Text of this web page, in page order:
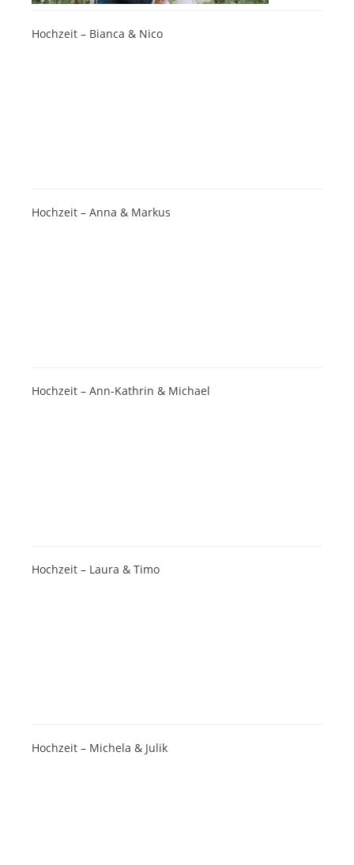
Hochzeit – Bianca & Nico
Hochzeit – Anna & Markus
Hochzeit – Ann-Kathrin & Michael
Hochzeit – Laura & Timo
Hochzeit – Michela & Julik